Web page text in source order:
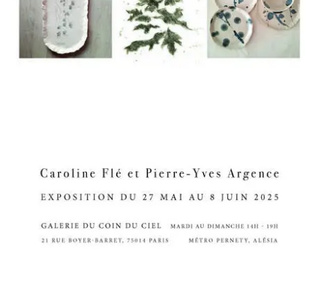
SERVICES
CRÉER SON CATALOGUE RAISONNÉ
DEVENIR CONTRIBUTEUR
À PROPOS